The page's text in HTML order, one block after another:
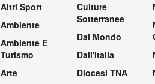
Altri Sport
Ambiente
Ambiente E
Turismo
Arte
Culture
Sotterranee
Dal Mondo
Dall'Italia
Diocesi TNA